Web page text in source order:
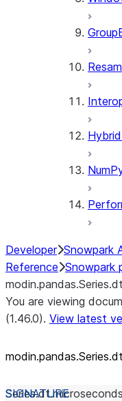
Developer Snowpark
Reference Snowpark
You are viewing
(1.46.0). View latest
Series.dt.microseconds